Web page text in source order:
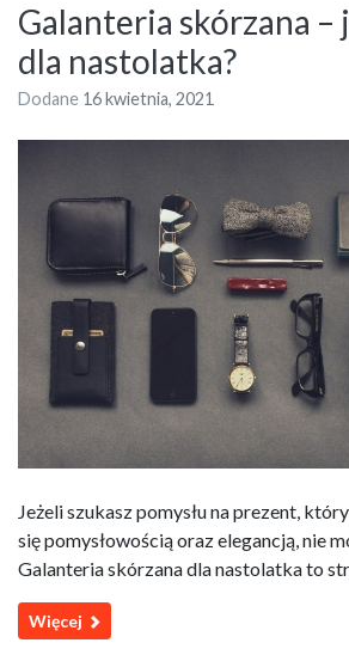
Galanteria skórzana
dla nastolatka?
Dodane 16 kwietnia, 2021
Jeżeli szukasz pomysłu na prezent,
się pomysłowością oraz elegancją, nie
Galanteria skórzana dla nastolatka to
Więcej